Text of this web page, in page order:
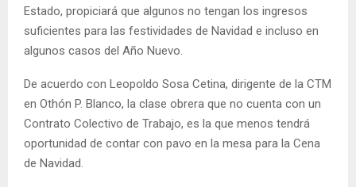
Estado, propiciará que algunos no tengan los ingresos
suficientes para las festividades de Navidad e incluso en
algunos casos del Año Nuevo.
De acuerdo con Leopoldo Sosa Cetina, dirigente de la CTM
en Othón P. Blanco, la clase obrera que no cuenta con un
Contrato Colectivo de Trabajo, es la que menos tendrá
oportunidad de contar con pavo en la mesa para la Cena
de Navidad.